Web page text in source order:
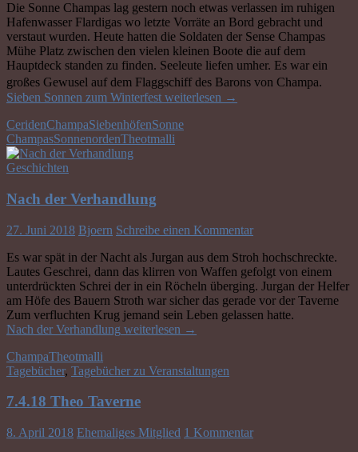
Die Sonne Champas lag gestern noch etwas verlassen im ruhigen
Hafenwasser Flardigas wo letzte Vorräte an Bord gebracht und
verstaut wurden. Heute hatten die Soldaten der Sense Champas
Mühe Platz zwischen den vielen kleinen Boote die auf dem
Hauptdeck standen zu finden. Seeleute liefen umher. Es war ein
großes Gewusel auf dem Flaggschiff des Barons von Champa.
Sieben Sonnen zum Winterfest weiterlesen →
CeridenChampaSiebenhöfenSonne
ChampasSonnenordenTheotmalli
Geschichten
Nach der Verhandlung
27. Juni 2018 Bjoern Schreibe einen Kommentar
Es war spät in der Nacht als Jurgan aus dem Stroh hochschreckte.
Lautes Geschrei, dann das klirren von Waffen gefolgt von einem
unterdrückten Schrei der in ein Röcheln überging. Jurgan der Helfer
am Höfe des Bauern Stroth war sicher das gerade vor der Taverne
Zum verfluchten Krug jemand sein Leben gelassen hatte.
Nach der Verhandlung weiterlesen →
ChampaTheotmalli
Tagebücher, Tagebücher zu Veranstaltungen
7.4.18 Theo Taverne
8. April 2018 Ehemaliges Mitglied 1 Kommentar